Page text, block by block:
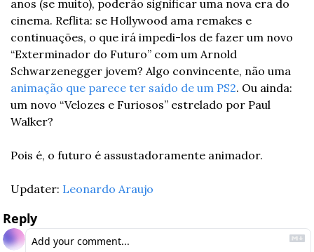
anos (se muito), poderão significar uma nova era do
cinema. Reflita: se Hollywood ama remakes e
continuações, o que irá impedi-los de fazer um novo
“Exterminador do Futuro” com um Arnold
animação que parece ter saído de um PS2. Ou ainda:
um novo “Velozes e Furiosos” estrelado por Paul
Walker?
Pois é, o futuro é assustadoramente animador.
Updater: Leonardo Araujo
Reply